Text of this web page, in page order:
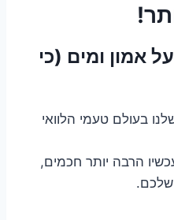
אמון ומים (כי
בעולם טעמי הלוואי
הרבה יותר חכמים,
שלכם.